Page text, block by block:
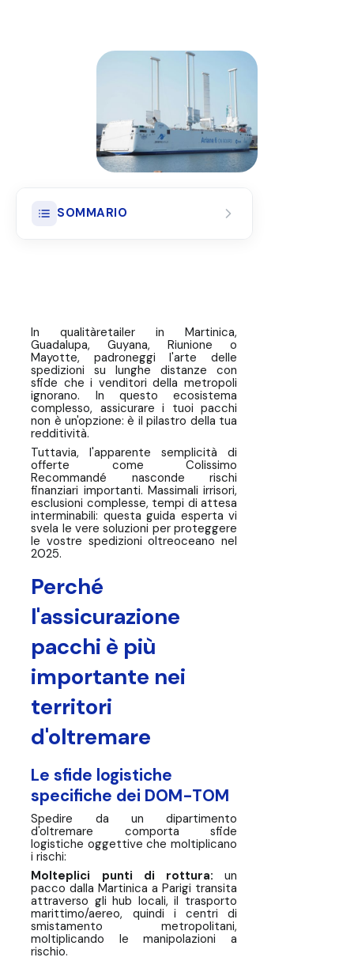
SOMMARIO
Colissimo Raccomandato
La trappola della dogana
Confronto strategico: offerte
assicurative per trasportatori
vs. soluzione Pro
Il percorso di una controversia
Consegna: 77 giorni di perdita
La tua lista di controllo essenziale
prima della spedizione
DOM-TOM
Spedite in tutta tranquillità dai
DOM-TOM: scegliete la giusta
assicurazione sulla spedizione
Passate a un'assicurazione che
lavora per voi.
TOM
In qualitàretailer in Martinica,
Guadalupa, Guyana, Riunione o
Mayotte, padroneggi l'arte delle
spedizioni su lunghe distanze con
sfide che i venditori della metropoli
ignorano. In questo ecosistema
complesso, assicurare i tuoi pacchi
non è un'opzione: è il pilastro della tua
redditività.
Tuttavia, l'apparente semplicità di
offerte come Colissimo
Recommandé nasconde rischi
finanziari importanti. Massimali irrisori,
esclusioni complesse, tempi di attesa
interminabili: questa guida esperta vi
svela le vere soluzioni per proteggere
le vostre spedizioni oltreoceano nel
2025.
Perché
l'assicurazione
pacchi è più
importante nei
territori
d'oltremare
Le sfide logistiche
specifiche dei DOM-TOM
Spedire da un dipartimento
d'oltremare comporta sfide
logistiche oggettive che moltiplicano
i rischi:
Molteplici punti di rottura: un
pacco dalla Martinica a Parigi transita
attraverso gli hub locali, il trasporto
marittimo/aereo, quindi i centri di
smistamento metropolitani,
moltiplicando le manipolazioni a
rischio.